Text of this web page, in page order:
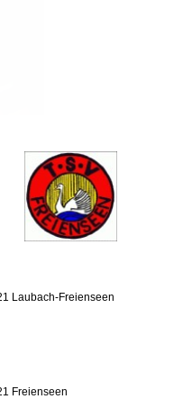
Laubach-Freienseen
Freienseen